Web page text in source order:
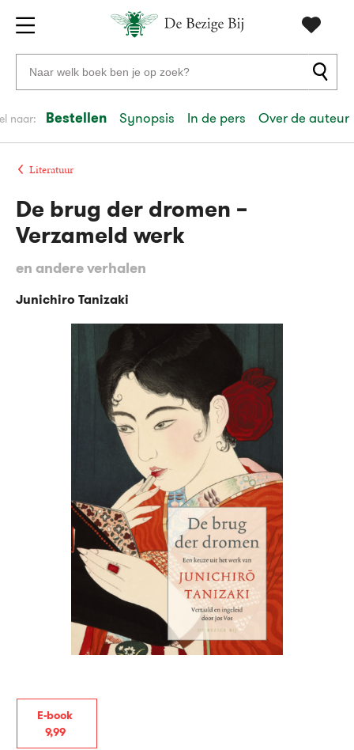
Gratis
verzending
vanaf
20
euro
Voor
23:59
volgendein
Veilig
retourneren
Zoeken
naar
auteurs
en
uitgevers
naar: Bestellen Synopsis In de pers Over de auteur
Literatuur
E-book
9,99
De brug der dromen –
Verzameld werk
en andere verhalen
Junichiro Tanizaki